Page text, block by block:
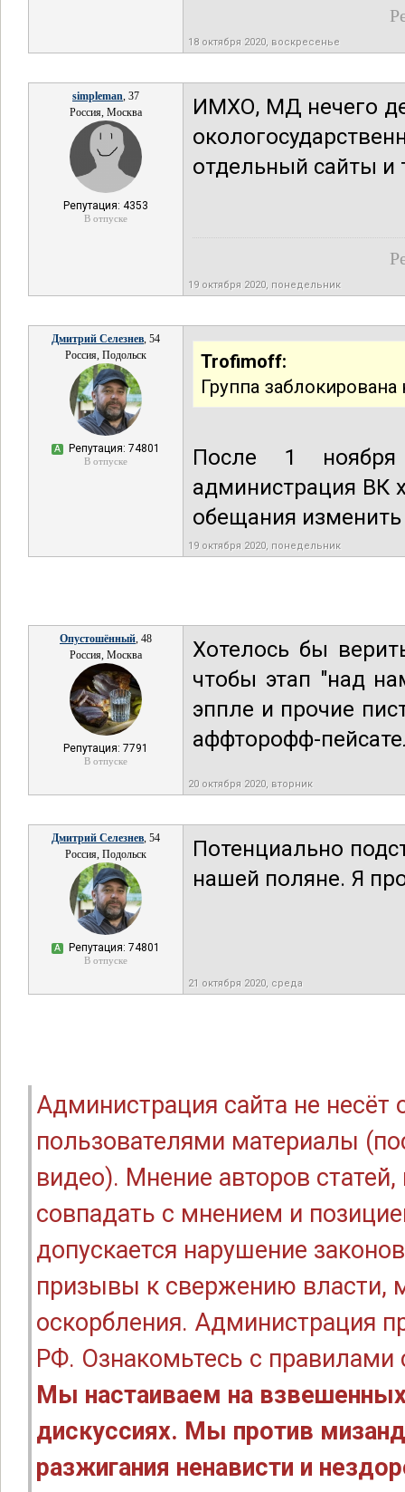
18 октября 2020, воскресенье
simpleman, 37
Россия, Москва
Репутация: 4353
В отпуске
ИМХО, МД нечего
отдельный сайты и
19 октября 2020, понедельник
Дмитрий Селезнев, 54
Россия, Подольск
А Репутация: 74801
В отпуске
Trofimoff:
Группа
После 1 ноября
администрация ВК
обещания
19 октября 2020, понедельник
Опустошённый, 48
Россия, Москва
Репутация: 7791
В отпуске
Хотелось бы
чтобы этап "над
эппле и прочие
аффторофф-
20 октября 2020, вторник
Дмитрий Селезнев, 54
Россия, Подольск
А Репутация: 74801
В отпуске
Потенциально
нашей поляне. Я
21 октября 2020, среда
Администрация сайта не
пользователями материалы
видео). Мнение авторов
совпадать с мнением и
допускается нарушение
призывы к свержению власти,
оскорбления. Администрация
РФ. Ознакомьтесь с правилами
Мы настаиваем на
дискуссиях. Мы против
разжигания ненависти и